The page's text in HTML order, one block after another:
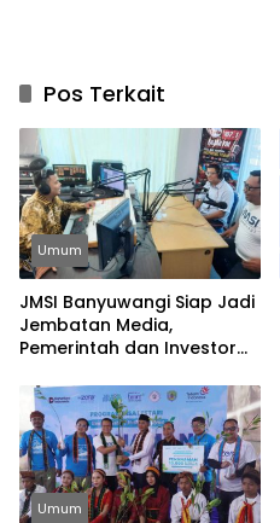
Pos Terkait
Umum
JMSI Banyuwangi Siap Jadi
Jembatan Media,
Pemerintah dan Investor
Umum